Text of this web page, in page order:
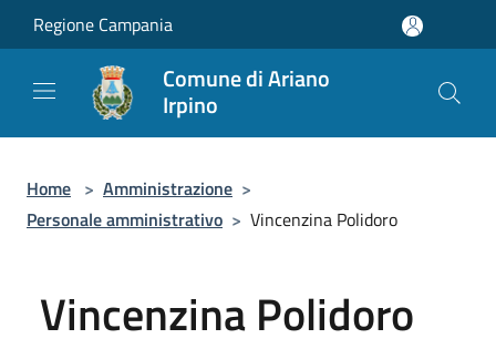
Salta al contenuto principale
Regione Campania
Comune di Ariano
Irpino
Home > Amministrazione >
Personale amministrativo > Vincenzina Polidoro
Vincenzina Polidoro